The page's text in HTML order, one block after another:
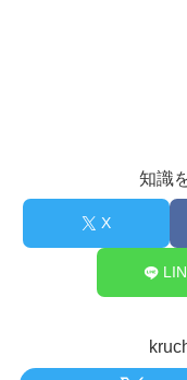
知識
X